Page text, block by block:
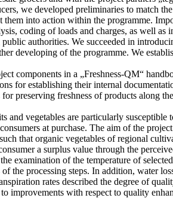
we developed preliminaries to match
them into action within the programme.
coding of loads and charges, as well
public authorities. We succeeded in
developing of the programme. We
components in a „Freshness-QM“
for establishing their internal
preserving freshness of products along
and vegetables are particularly
at purchase. The aim of the
that organic vegetables of regional
a surplus value through the
examination of the temperature of
of the processing steps. In addition, water
rates described the degree of
improvements with respect to quality